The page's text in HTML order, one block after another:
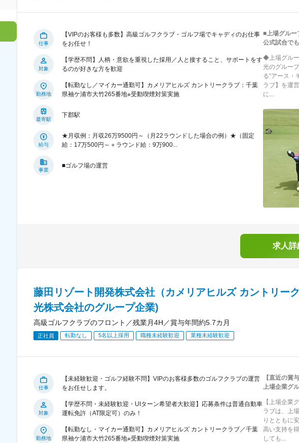
仕事
【VIPのお客様も多数】高級ゴルフクラブ・ゴルフ場でキャディのお仕事
をお任せ！
対象
【学歴不問】人柄・意欲を重視した採用／人と接すること、サポートをす
るのが好きな方を歓迎
勤務地
【転勤なし／マイカー通勤可】カメリアヒルズ カントリークラブ：千葉
県袖ケ浦市大竹265番地※受動喫煙対策実施
最寄駅
下郡駅
給与
★月収例：月収26万9500円～（月22ラウンドした場合の例）★（固定
給：17万500円～＋ラウンド給：9万900...
事業
■ゴルフ場の運営
■上場グルー
公式試合で
◆上場グル
光のグルー
る“アース・
ラブ】を運
に...
求人詳
藤田リゾート開発株式会社（カメリアヒルズ カントリー
光株式会社のグループ企業)
高級ゴルフクラブのフロント／残業月4H／賞与年間約5.7カ月
正社員 転勤なし 5名以上採用 職種未経験歓迎 業種未経験歓迎
仕事
【未経験歓迎・ゴルフ経験不問】VIPのお客様多数のゴルフクラブの運営
をお任せします。
対象
【学歴不問・未経験歓迎・UIターン希望者大歓迎】応募条件は普通自動車
運転免許（AT限定可）のみ！
勤務地
【転勤なし・マイカー通勤可】カメリアヒルズ カントリークラブ／千葉
県袖ケ浦市大竹265番地※受動喫煙対策実施
【直近の賞
上場企業グ
【上場企業
ラブは、上
りとともに
高い支持を
しても...